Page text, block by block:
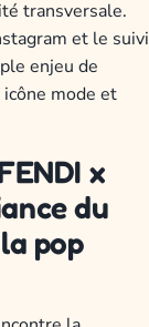
transversale.
et le suivi
enjeu de
mode et
x
du
pop